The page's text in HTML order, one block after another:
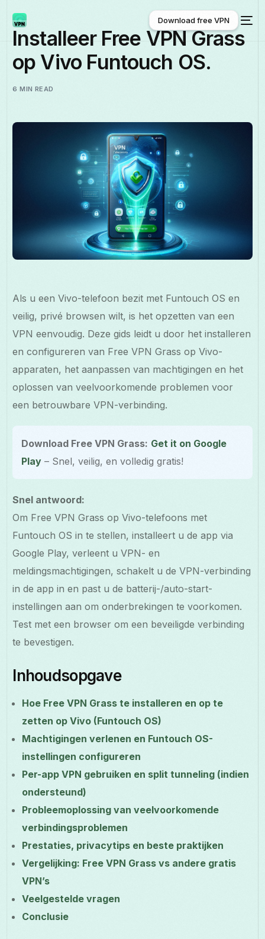
Nederlands
Download free VPN
Download free VPN
Installeer Free VPN Grass
op Vivo Funtouch OS.
6 MIN READ
Als u een Vivo-telefoon bezit met Funtouch OS en
veilig, privé browsen wilt, is het opzetten van een
VPN eenvoudig. Deze gids leidt u door het installeren
en configureren van Free VPN Grass op Vivo-
apparaten, het aanpassen van machtigingen en het
oplossen van veelvoorkomende problemen voor
een betrouwbare VPN-verbinding.
Download Free VPN Grass: Get it on Google
Play – Snel, veilig, en volledig gratis!
Snel antwoord:
Om Free VPN Grass op Vivo-telefoons met
Funtouch OS in te stellen, installeert u de app via
Google Play, verleent u VPN- en
meldingsmachtigingen, schakelt u de VPN-verbinding
in de app in en past u de batterij-/auto-start-
instellingen aan om onderbrekingen te voorkomen.
Test met een browser om een beveiligde verbinding
te bevestigen.
Inhoudsopgave
Hoe Free VPN Grass te installeren en op te
zetten op Vivo (Funtouch OS)
Machtigingen verlenen en Funtouch OS-
instellingen configureren
Per-app VPN gebruiken en split tunneling (indien
ondersteund)
Probleemoplossing van veelvoorkomende
verbindingsproblemen
Prestaties, privacytips en beste praktijken
Vergelijking: Free VPN Grass vs andere gratis
VPN’s
Veelgestelde vragen
Conclusie